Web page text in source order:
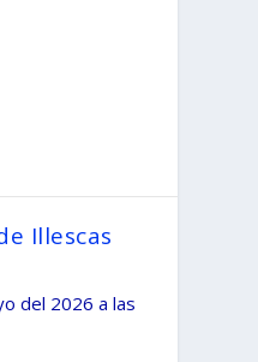
Illescas
del 2026 a las